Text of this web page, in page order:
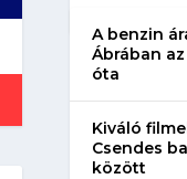
A benzin
Ábrában
óta
Kiváló
Csendes
között